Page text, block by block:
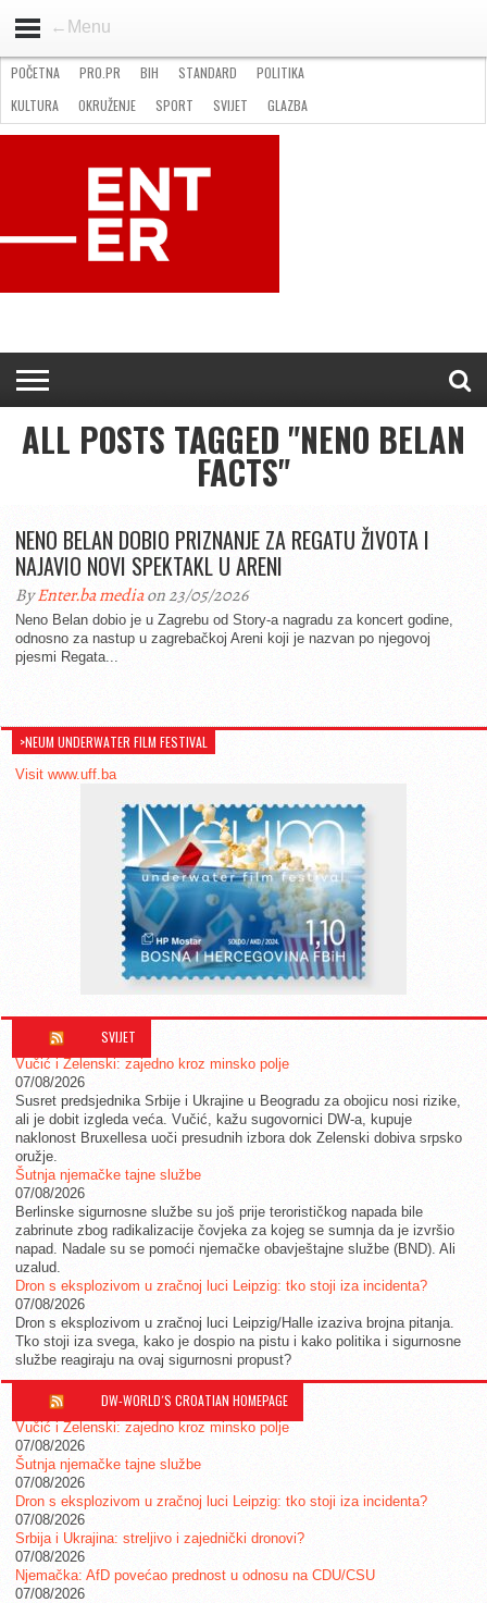
←Menu
STANDARD
GOSPODARSTVO
OKRUŽENJE
POČETNA PRO.PR BIH STANDARD
POLITIKA
KULTURA
OKRUŽENJE SPORT SVIJET
GLAZBA
NATJEČAJI
FILMING LOCATION IN BH KONTAKT
ALL POSTS TAGGED "NENO BELAN
FACTS"
NENO BELAN DOBIO PRIZNANJE ZA REGATU ŽIVOTA I
NAJAVIO NOVI SPEKTAKL U ARENI
ByEnter.ba mediaon 23/05/2026
Neno Belan dobio je u Zagrebu od Story-a nagradu za koncert godine,
odnosno za nastup u zagrebačkoj Areni koji je nazvan po njegovoj
pjesmi Regata...
>NEUM UNDERWATER FILM FESTIVAL
Visit www.uff.ba
SVIJET
Vučić i Zelenski: zajedno kroz minsko polje
07/08/2026
Susret predsjednika Srbije i Ukrajine u Beogradu za obojicu nosi rizike,
ali je dobit izgleda veća. Vučić, kažu sugovornici DW-a, kupuje
naklonost Bruxellesa uoči presudnih izbora dok Zelenski dobiva srpsko
oružje.
Šutnja njemačke tajne službe
07/08/2026
Berlinske sigurnosne službe su još prije terorističkog napada bile
zabrinute zbog radikalizacije čovjeka za kojeg se sumnja da je izvršio
napad. Nadale su se pomoći njemačke obavještajne službe (BND). Ali
uzalud.
Dron s eksplozivom u zračnoj luci Leipzig: tko stoji iza incidenta?
07/08/2026
Dron s eksplozivom u zračnoj luci Leipzig/Halle izaziva brojna pitanja.
Tko stoji iza svega, kako je dospio na pistu i kako politika i sigurnosne
službe reagiraju na ovaj sigurnosni propust?
DW-WORLD´S CROATIAN HOMEPAGE
Vučić i Zelenski: zajedno kroz minsko polje
07/08/2026
Šutnja njemačke tajne službe
07/08/2026
Dron s eksplozivom u zračnoj luci Leipzig: tko stoji iza incidenta?
07/08/2026
Srbija i Ukrajina: streljivo i zajednički dronovi?
07/08/2026
Njemačka: AfD povećao prednost u odnosu na CDU/CSU
07/08/2026